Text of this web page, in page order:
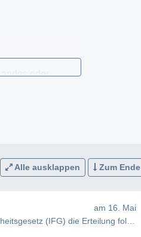
oder
Förderzweck
AC sowie
Kärnten direkt
Alle ausklappen Zum Ende
am 16. Mai
(IFG) die Erteilung folgender In…